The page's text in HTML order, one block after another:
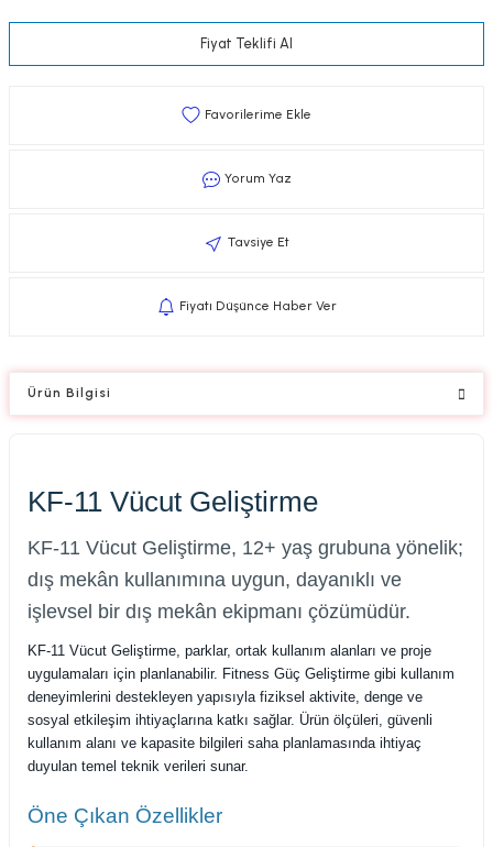
Fiyat Teklifi Al
Yorum Yaz
Tavsiye Et
Fiyatı Düşünce Haber Ver
Ürün Bilgisi
KF-11 Vücut Geliştirme
KF-11 Vücut Geliştirme, 12+ yaş grubuna yönelik;
dış mekân kullanımına uygun, dayanıklı ve
işlevsel bir dış mekân ekipmanı çözümüdür.
KF-11 Vücut Geliştirme, parklar, ortak kullanım alanları ve proje
uygulamaları için planlanabilir. Fitness Güç Geliştirme gibi kullanım
deneyimlerini destekleyen yapısıyla fiziksel aktivite, denge ve
sosyal etkileşim ihtiyaçlarına katkı sağlar. Ürün ölçüleri, güvenli
kullanım alanı ve kapasite bilgileri saha planlamasında ihtiyaç
duyulan temel teknik verileri sunar.
Öne Çıkan Özellikler